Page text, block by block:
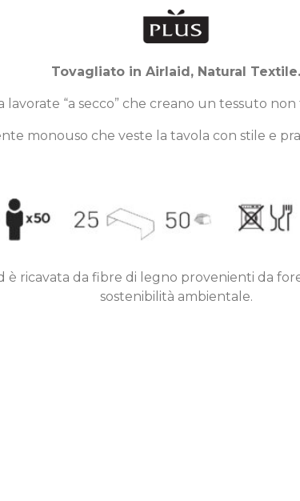
Tovagliato in Airlaid, Natural Textile.
lavorate “a secco” che creano un tessuto
monouso che veste la tavola con stile e
è ricavata da fibre di legno provenienti da
sostenibilità ambientale.